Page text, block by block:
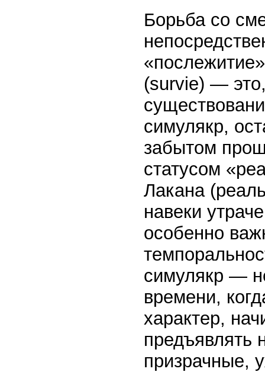
Борьба со
(survie) —
симулякр,
забытом
статусом
Лакана
навеки
особенно
симулякр —
времени,
характер,
предъявлять
призрачные,